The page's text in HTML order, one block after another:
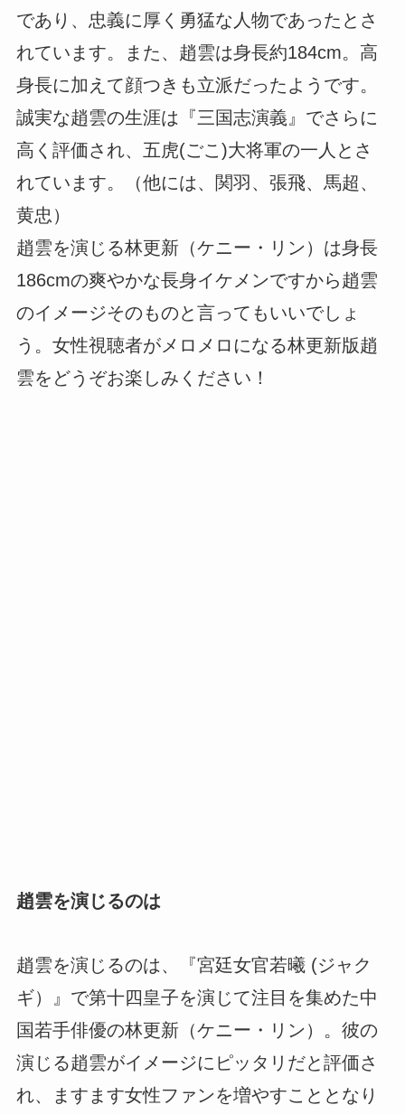
であり、忠義に厚く勇猛な人物であったとさ
れています。また、趙雲は身長約184cm。高
身長に加えて顔つきも立派だったようです。
誠実な趙雲の生涯は『三国志演義』でさらに
高く評価され、五虎(ごこ)大将軍の一人とさ
れています。（他には、関羽、張飛、馬超、
黄忠）
趙雲を演じる林更新（ケニー・リン）は身長
186cmの爽やかな長身イケメンですから趙雲
のイメージそのものと言ってもいいでしょ
う。女性視聴者がメロメロになる林更新版趙
雲をどうぞお楽しみください！
趙雲を演じるのは
趙雲を演じるのは、『宮廷女官若曦 (ジャク
ギ）』で第十四皇子を演じて注目を集めた中
国若手俳優の林更新（ケニー・リン）。彼の
演じる趙雲がイメージにピッタリだと評価さ
れ、ますます女性ファンを増やすこととなり